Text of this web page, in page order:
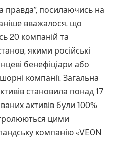
правда”, посилаючись на
вважалося, що
20 компаній та
якими російські
бенефіціари або
компанії. Загальна
становила понад 17
активів були 100%
цими
компанію «VEON